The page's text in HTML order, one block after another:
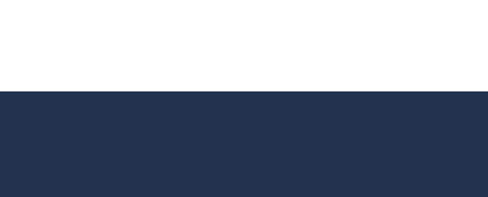
DATENSCHUTZ